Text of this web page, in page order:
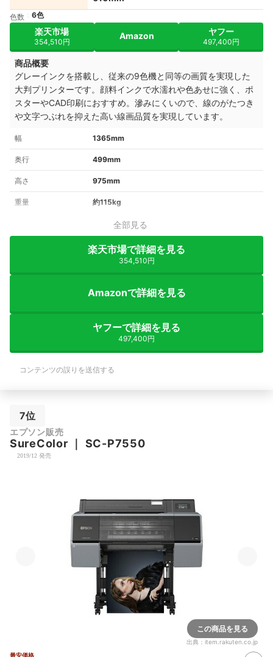
色数 6色
楽天市場
354,510円
Amazon ヤフー
497,400円
商品概要
グレーインクを搭載し、従来の9色機と同等の画質を実現した
大判プリンターです。顔料インクで水濡れや色あせに強く、ポ
スターやCAD印刷におすすめ。滲みにくいので、線のがたつき
や文字つぶれを抑えた高い線画品質を実現しています。
幅 1365mm
奥行 499mm
高さ 975mm
重量 約115kg
全部見る
楽天市場で詳細を見る
354,510円
Amazonで詳細を見る
ヤフーで詳細を見る
497,400円
コンテンツの誤りを送信する
7位
エプソン販売
SureColor ｜ SC-P7550
2019/12 発売
この商品を見る
出典： item.rakuten.co.jp
最安価格